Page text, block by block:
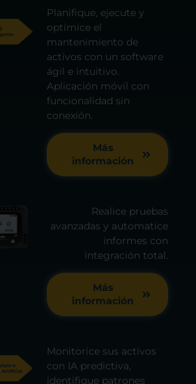
Planifique, ejecute y
optimice el
mantenimiento de
activos con un software
ágil e intuitivo.
Aplicación móvil con
funcionalidad sin
conexión.
Más
información
Realice pruebas
avanzadas y automatice
informes con
integración total.
Más
información
Monitorice sus activos
con IA predictiva,
identifique patrones